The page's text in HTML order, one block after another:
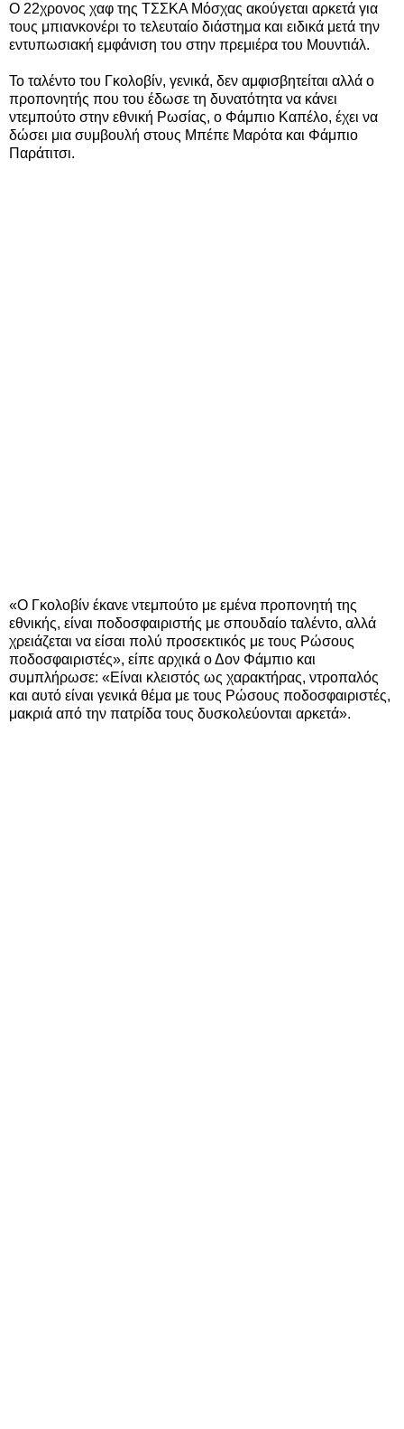
Ο 22χρονος χαφ της ΤΣΣΚΑ Μόσχας ακούγεται αρκετά για
τους μπιανκονέρι το τελευταίο διάστημα και ειδικά μετά την
εντυπωσιακή εμφάνιση του στην πρεμιέρα του Μουντιάλ.
Το ταλέντο του Γκολοβίν, γενικά, δεν αμφισβητείται αλλά ο
προπονητής που του έδωσε τη δυνατότητα να κάνει
ντεμπούτο στην εθνική Ρωσίας, ο Φάμπιο Καπέλο, έχει να
δώσει μια συμβουλή στους Μπέπε Μαρότα και Φάμπιο
Παράτιτσι.
«Ο Γκολοβίν έκανε ντεμπούτο με εμένα προπονητή της
εθνικής, είναι ποδοσφαιριστής με σπουδαίο ταλέντο, αλλά
χρειάζεται να είσαι πολύ προσεκτικός με τους Ρώσους
ποδοσφαιριστές», είπε αρχικά ο Δον Φάμπιο και
συμπλήρωσε: «Είναι κλειστός ως χαρακτήρας, ντροπαλός
και αυτό είναι γενικά θέμα με τους Ρώσους ποδοσφαιριστές,
μακριά από την πατρίδα τους δυσκολεύονται αρκετά».